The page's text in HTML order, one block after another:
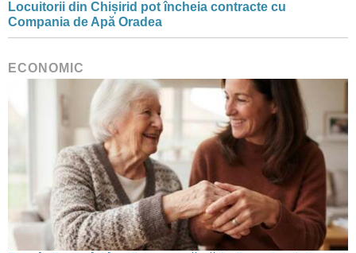
Locuitorii din Chișirid pot încheia contracte cu
Compania de Apă Oradea
ECONOMIC